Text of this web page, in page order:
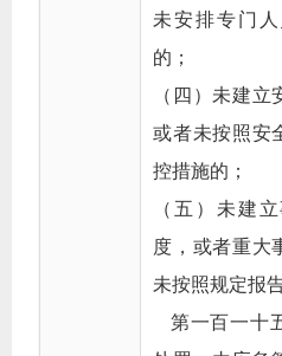
未安排专门
的；
（四）未建
或者未按照安
控措施的；
（五）未建
度，或者重大
未按照规定报告
第一百一十